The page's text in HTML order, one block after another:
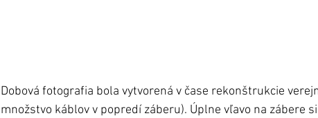
Dobová fotografia bola vytvorená v čase rekonštrukcie
množstvo káblov v popredí záberu). Úplne vľavo na zábere